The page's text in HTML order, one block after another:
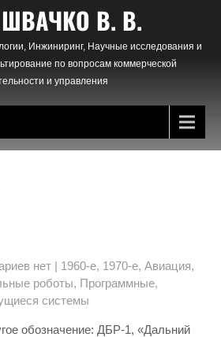
В. В.
Инжиниринг, Научные исследования и
по вопросам коммерческой
и управления
нет | 1960-е, 1970-е, Авиация,
роботы, Программные,
системы
обозначение: ДБР-1, «Дальний